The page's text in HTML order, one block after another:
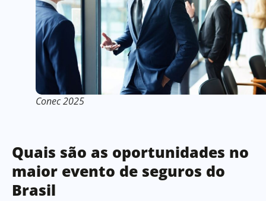
Conec 2025
Quais são as oportunidades no
maior evento de seguros do
Brasil